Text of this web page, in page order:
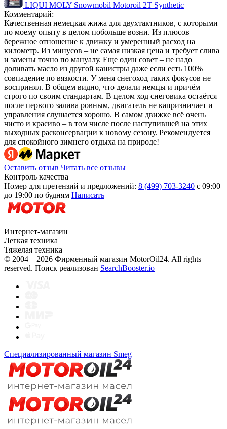
LIQUI MOLY Snowmobil Motoroil 2T Synthetic
Комментарий:
Качественная немецкая жижа для двухтактников, с которыми
по моему опыту в целом побольше возни. Из плюсов –
бережное отношение к движку и умеренный расход на
километр. Из минусов – не самая низкая цена и требует слива
и замены точно по мануалу. Еще один совет – не надо
доливать масло из другой канистры даже если есть 100%
совпадение по вязкости. У меня снегоход таких фокусов не
воспринял. В общем видно, что делали немцы и причём
строго по своим стандартам. В целом ход снеговика остаётся
после первого залива ровным, двигатель не капризничает и
управления слушается хорошо. В самом движке всё очень
чисто и красиво – в том числе после наступившей на этих
выходных расконсервации к новому сезону. Рекомендуется
для спокойного зимнего отдыха на природе!
Оставить отзыв Читать все отзывы
Контроль качества
Номер для претензий и предложений: 8 (499) 703-3240 с 09:00
до 19:00 по будням Написать
Интернет-магазин
Легкая техника
Тяжелая техника
© 2004 – 2026 Фирменный магазин MotorOil24. All rights
reserved. Поиск реализован SearchBooster.io
Специализированный магазин Smeg